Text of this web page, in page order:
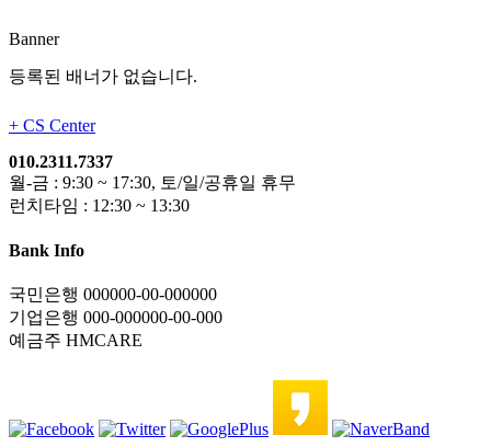
Banner
등록된 배너가 없습니다.
+ CS Center
010.2311.7337
월-금 : 9:30 ~ 17:30, 토/일/공휴일 휴무
런치타임 : 12:30 ~ 13:30
Bank Info
국민은행 000000-00-000000
기업은행 000-000000-00-000
예금주 HMCARE